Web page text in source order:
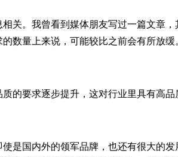
关。我曾看到媒体朋友写过一篇文章
数量上来说，可能较比之前会有所放缓
的要求逐步提升，这对行业里具有高品
是国内外的领军品牌，也还有很大的